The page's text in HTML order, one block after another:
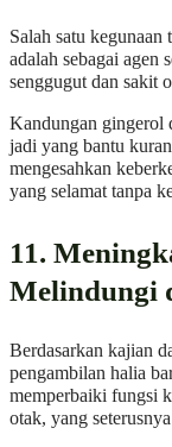
Salah satu
adalah sebagai agen
senggugut dan sakit
Kandungan gingerol
jadi yang bantu
mengesahkan
yang selamat tanpa
11.
Melindungi
Berdasarkan kajian
pengambilan halia
memperbaiki fungsi
otak, yang